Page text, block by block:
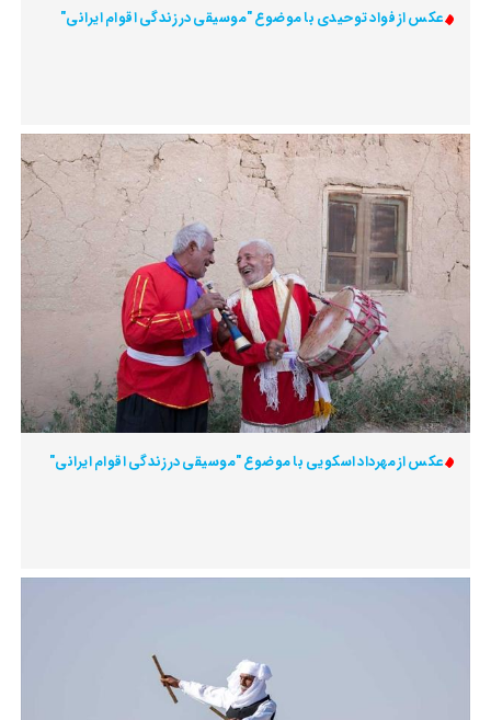
عکس از فواد توحیدی با موضوع "موسیقی در زندگی اقوام ایرانی"
عکس از مهرداد اسکویی با موضوع "موسیقی در زندگی اقوام ایرانی"